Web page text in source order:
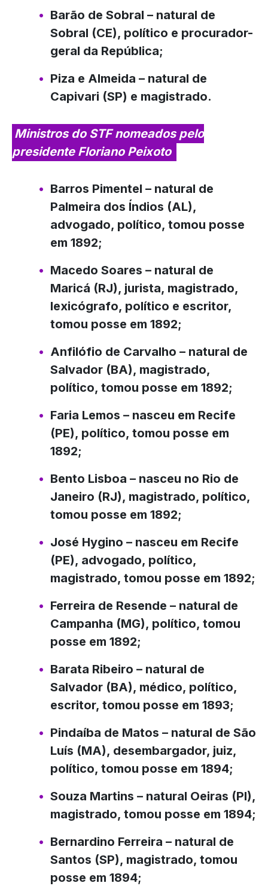
Barão de Sobral – natural de
Sobral (CE), político e procurador-
geral da República;
Piza e Almeida – natural de
Capivari (SP) e magistrado.
Ministros do STF nomeados pelo
presidente Floriano Peixoto
Barros Pimentel – natural de
Palmeira dos Índios (AL),
advogado, político, tomou posse
em 1892;
Macedo Soares – natural de
Maricá (RJ), jurista, magistrado,
lexicógrafo, político e escritor,
tomou posse em 1892;
Anfilófio de Carvalho – natural de
Salvador (BA), magistrado,
político, tomou posse em 1892;
Faria Lemos – nasceu em Recife
(PE), político, tomou posse em
1892;
Bento Lisboa – nasceu no Rio de
Janeiro (RJ), magistrado, político,
tomou posse em 1892;
José Hygino – nasceu em Recife
(PE), advogado, político,
magistrado, tomou posse em 1892;
Ferreira de Resende – natural de
Campanha (MG), político, tomou
posse em 1892;
Barata Ribeiro – natural de
Salvador (BA), médico, político,
escritor, tomou posse em 1893;
Pindaíba de Matos – natural de São
Luís (MA), desembargador, juiz,
político, tomou posse em 1894;
Souza Martins – natural Oeiras (PI),
magistrado, tomou posse em 1894;
Bernardino Ferreira – natural de
Santos (SP), magistrado, tomou
posse em 1894;